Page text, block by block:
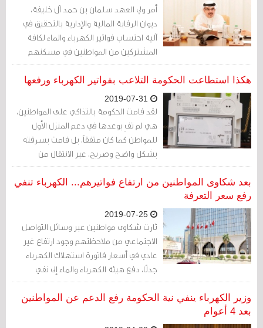
أمر ولي العهد سلمان بن حمد آل خليفة،
ديوان الرقابة المالية والإدارية بالتحقيق في
آلية احتساب فواتير الكهرباء والماء لكافة
المشتركين من المواطنين في مسكنهم
الأول (حساب واحد) والأفراد والمؤسسات،
وذلك للتأكد من عدم وجود خلل بما في ذلك
النواحي الفنية والتقنية والإجرائية
هكذا استطاعت الحكومة التلاعب بفواتير الكهرباء ورفعها
لقد قامت الحكومة بالتذاكي على المواطنين،
هي لم تفِ بوعدها في دعم المنزل الأول
للمواطن كما كان متفقاً، بل قامت بسرقته
بشكل واضح وصريح، عبر الانتقال من
احتساب الفاتورة بشكل شهري إلى احتسابها
بشكل يومي، وهو ما أدى لارتفاع فواتير
بعد شكاوى المواطنين من ارتفاع فواتيرهم... الكهرباء تنفي
رفع سعر التعرفة
ثارت شكاوى مواطنين عبر وسائل التواصل
الاجتماعي من ملاحظتهم وجود ارتفاع غير
عادي في أسعار فاتورة استهلاك الكهرباء
جدلًا، دفع هيئة الكهرباء والماء إلى نفي
شكوك رفعها أسعار التعرفة دون إعلان
مسبق
وزير الكهرباء ينفي نية الحكومة رفع الدعم عن المواطنين
بعد 4 أعوام